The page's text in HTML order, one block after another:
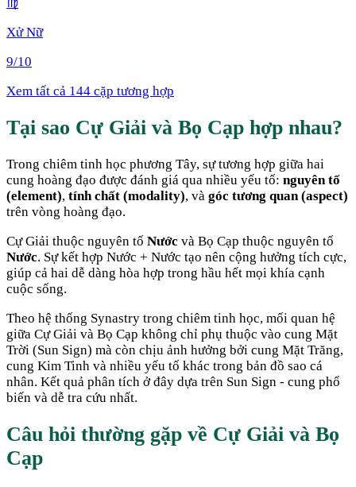
Xử Nữ
9/10
Xem tất cả 144 cặp tương hợp
Tại sao Cự Giải và Bọ Cạp hợp nhau?
Trong chiêm tinh học phương Tây, sự tương hợp giữa hai
cung hoàng đạo được đánh giá qua nhiều yếu tố: nguyên tố
(element), tính chất (modality), và góc tương quan (aspect)
trên vòng hoàng đạo.
Cự Giải thuộc nguyên tố Nước và Bọ Cạp thuộc nguyên tố
Nước. Sự kết hợp Nước + Nước tạo nên cộng hưởng tích cực,
giúp cả hai dễ dàng hòa hợp trong hầu hết mọi khía cạnh
cuộc sống.
Theo hệ thống Synastry trong chiêm tinh học, mối quan hệ
giữa Cự Giải và Bọ Cạp không chỉ phụ thuộc vào cung Mặt
Trời (Sun Sign) mà còn chịu ảnh hưởng bởi cung Mặt Trăng,
cung Kim Tinh và nhiều yếu tố khác trong bản đồ sao cá
nhân. Kết quả phân tích ở đây dựa trên Sun Sign - cung phổ
biến và dễ tra cứu nhất.
Câu hỏi thường gặp về Cự Giải và Bọ
Cạp